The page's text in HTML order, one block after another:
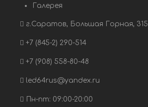
Галерея
г.Саратов, Большая Горная, 315
+7 (845-2) 290-514
+7 (908) 558-80-48
led64rus@yandex.ru
Пн-пт: 09:00-20:00